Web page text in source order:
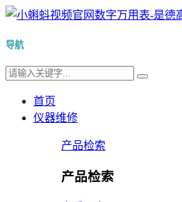
导航
首页
仪器维修
产品检索
产品检索